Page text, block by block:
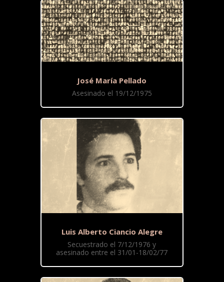
José María Pellado
Asesinado el 19/12/1975
Luis Alberto Ciancio Alegre
Secuestrado el 7/12/1976 y
asesinado entre el 31/01-18/02/77